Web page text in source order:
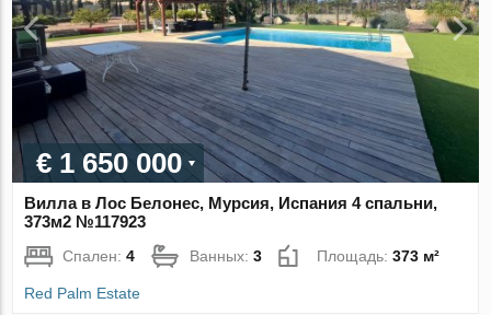
€ 1 650 000
Вилла в Лос Белонес, Мурсия, Испания 4 спальни,
373м2 №117923
Спален:4 Ванных:3 Площадь:373 м²
Red Palm Estate